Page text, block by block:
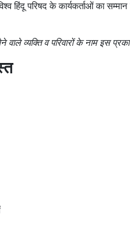
परिषद के कार्यकर्ताओं का सम्मान
व्यक्ति व परिवारों के नाम इस